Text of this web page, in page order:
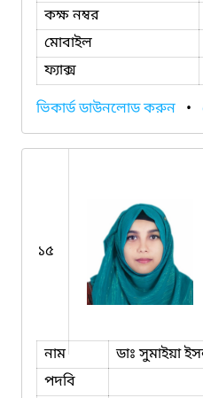
কক্ষ নম্বর
মোবাইল
ফ্যাক্স
ভিকার্ড ডাউনলোড করুন •
১৫
নাম
ডাঃ সুমাইয়া
পদবি